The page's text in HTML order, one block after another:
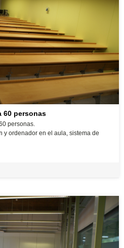
60 personas
personas.
y ordenador en el aula, sistema de